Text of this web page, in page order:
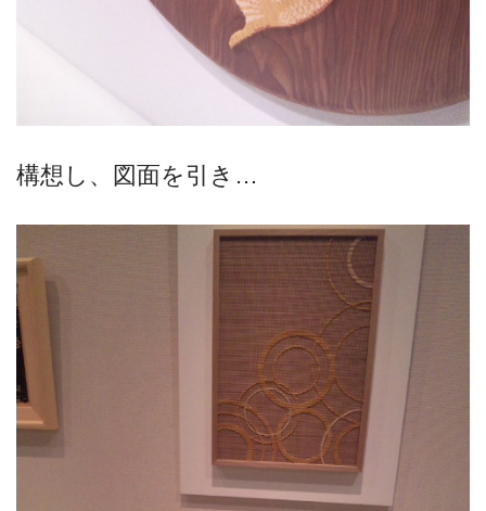
構想し、図面を引き…